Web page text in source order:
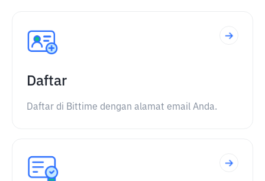
Daftar
Daftar di Bittime dengan alamat email Anda.